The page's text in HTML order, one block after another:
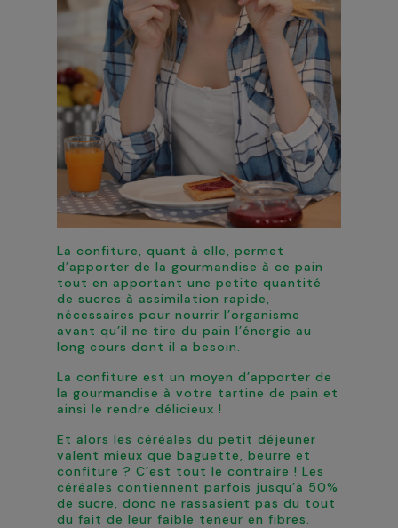
La confiture, quant à elle, permet
d’apporter de la gourmandise à ce pain
tout en apportant une petite quantité
de sucres à assimilation rapide,
nécessaires pour nourrir l’organisme
avant qu’il ne tire du pain l’énergie au
long cours dont il a besoin.
La confiture est un moyen d’apporter de
la gourmandise à votre tartine de pain et
ainsi le rendre délicieux !
Et alors les céréales du petit déjeuner
valent mieux que baguette, beurre et
confiture ? C’est tout le contraire ! Les
céréales contiennent parfois jusqu’à 50%
de sucre, donc ne rassasient pas du tout
du fait de leur faible teneur en fibres.